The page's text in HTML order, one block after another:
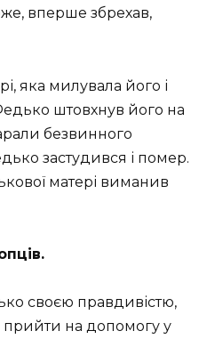
вперше збрехав,
яка милувала його і
штовхнув його на
безвинного
застудився і помер.
матері виманив
своєю правдивістю,
прийти на допомогу у